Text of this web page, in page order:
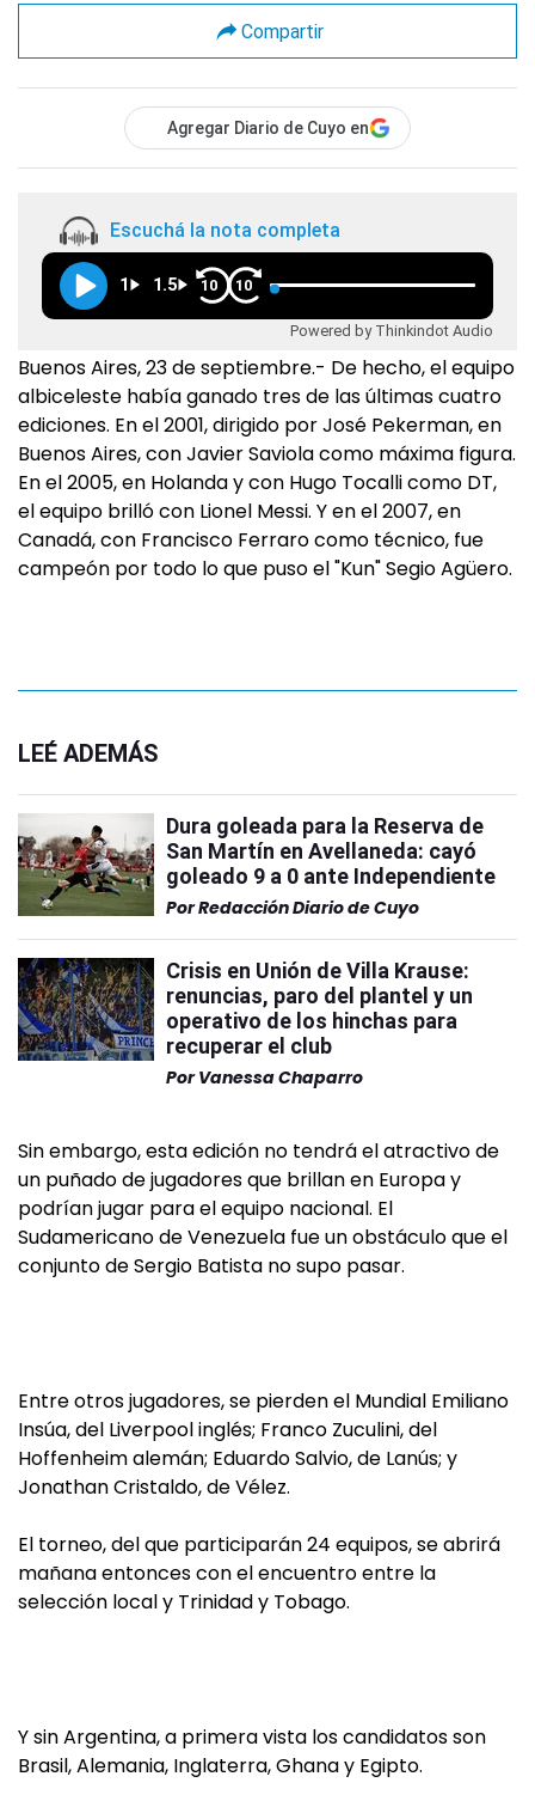
Compartir
Agregar Diario de Cuyo en
Escuchá la nota completa
1 1.5 10 10
Powered by Thinkindot Audio
Buenos Aires, 23 de septiembre.- De hecho, el equipo
albiceleste había ganado tres de las últimas cuatro
ediciones. En el 2001, dirigido por José Pekerman, en
Buenos Aires, con Javier Saviola como máxima figura.
En el 2005, en Holanda y con Hugo Tocalli como DT,
el equipo brilló con Lionel Messi. Y en el 2007, en
Canadá, con Francisco Ferraro como técnico, fue
campeón por todo lo que puso el "Kun" Segio Agüero.
LEÉ ADEMÁS
Dura goleada para la Reserva de
San Martín en Avellaneda: cayó
goleado 9 a 0 ante Independiente
PorRedacción Diario de Cuyo
Crisis en Unión de Villa Krause:
renuncias, paro del plantel y un
operativo de los hinchas para
recuperar el club
Por Vanessa Chaparro
Sin embargo, esta edición no tendrá el atractivo de
un puñado de jugadores que brillan en Europa y
podrían jugar para el equipo nacional. El
Sudamericano de Venezuela fue un obstáculo que el
conjunto de Sergio Batista no supo pasar.
Entre otros jugadores, se pierden el Mundial Emiliano
Insúa, del Liverpool inglés; Franco Zuculini, del
Hoffenheim alemán; Eduardo Salvio, de Lanús; y
Jonathan Cristaldo, de Vélez.
El torneo, del que participarán 24 equipos, se abrirá
mañana entonces con el encuentro entre la
selección local y Trinidad y Tobago.
Y sin Argentina, a primera vista los candidatos son
Brasil, Alemania, Inglaterra, Ghana y Egipto.